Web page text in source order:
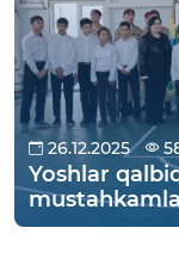
26.12.2025
Yoshlar